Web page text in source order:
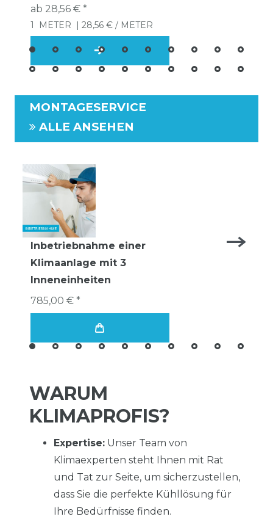
ab 28,56 € *
1 METER | 28,56 € / METER
MONTAGESERVICE
ALLE ANSEHEN
Inbetriebnahme einer
Klimaanlage mit 3
Inneneinheiten
785,00 € *
WARUM
KLIMAPROFIS?
Expertise: Unser Team von
Klimaexperten steht Ihnen mit Rat
und Tat zur Seite, um sicherzustellen,
dass Sie die perfekte Kühllösung für
Ihre Bedürfnisse finden.